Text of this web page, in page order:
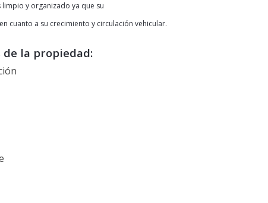
y organizado ya que su
cuanto a su crecimiento y circulación vehicular.
la propiedad: